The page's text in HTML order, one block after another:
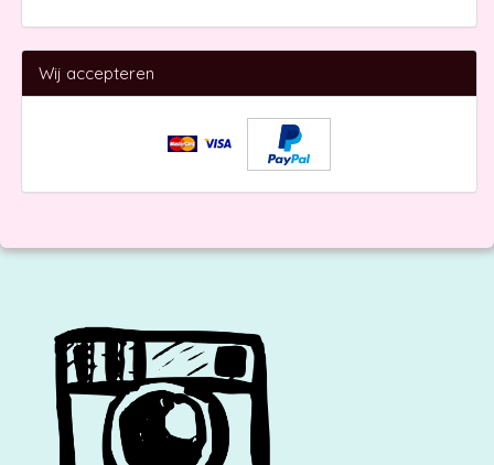
Wij accepteren